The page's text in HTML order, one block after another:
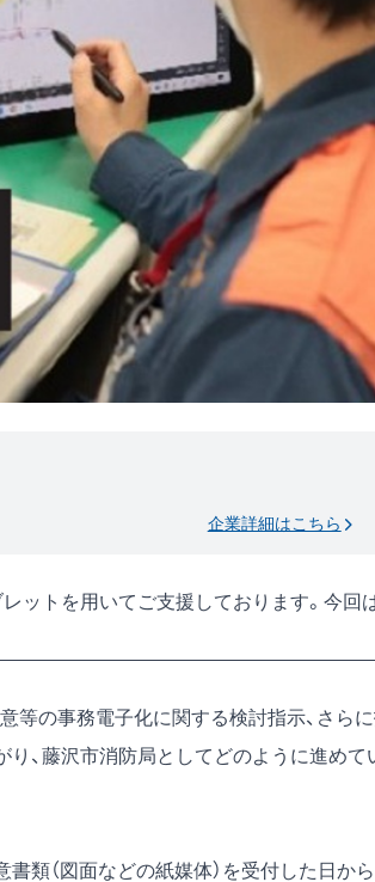
企業詳細はこちら
ットを用いてご支援しております。今回
等の事務電子化に関する検討指示、さら
、藤沢市消防局としてどのように進めて
類（図面などの紙媒体）を受付した日から